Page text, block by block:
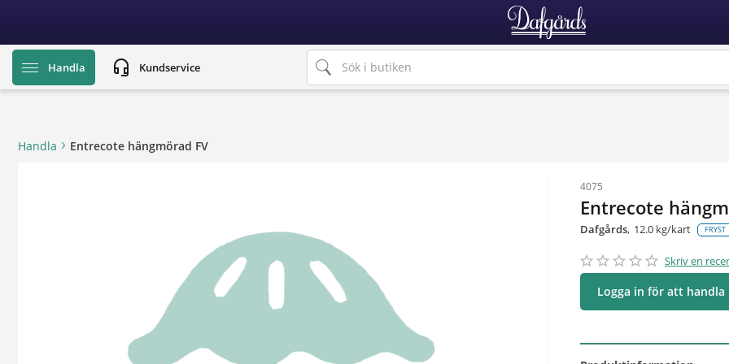
Handla headset_mic Kundservice
Handla Entrecote hängmörad FV
4075
Entrecote
Dafgårds 12.0 kg/kart FRYST
star_border star_border star_border star_border star_border
star star star star star Skriv en
Logga in för att handla